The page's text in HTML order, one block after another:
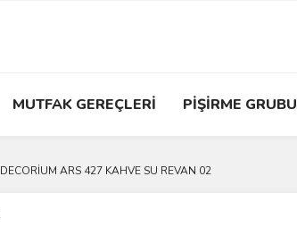
MUTFAK GEREÇLERİ PİŞİRME GRUBU
DECORİUM ARS 427 KAHVE SU REVAN 02